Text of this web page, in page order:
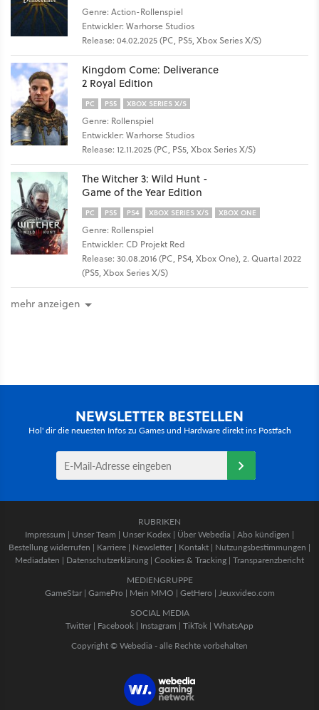
Genre: Action-Rollenspiel
Entwickler: Warhorse Studios
Release: 04.02.2025 (PC, PS5, Xbox Series X/S)
Kingdom Come: Deliverance
2 Royal Edition
PC PS5 XBOX SERIES X/S
Genre: Rollenspiel
Entwickler: Warhorse Studios
Release: 12.11.2025 (PC, PS5, Xbox Series X/S)
The Witcher 3: Wild Hunt -
Game of the Year Edition
PC PS5 PS4 XBOX SERIES X/S XBOX ONE
Genre: Rollenspiel
Entwickler: CD Projekt Red
Release: 30.08.2016 (PC, PS4, Xbox One), 2. Quartal 2022
(PS5, Xbox Series X/S)
mehr anzeigen
NEWSLETTER BESTELLEN
Hol' dir die neuesten Infos zu Games und Hardware direkt ins Postfach
RUBRIKEN
Impressum | Unser Team | Unser Kodex | Über Webedia | Abo kündigen |
Bestellung widerrufen | Karriere | Newsletter | Kontakt | Nutzungsbestimmungen |
Mediadaten | Datenschutzerklärung | Cookies & Tracking | Transparenzbericht
MEDIENGRUPPE
GameStar| GamePro | Mein MMO | GetHero | Jeuxvideo.com
SOCIAL MEDIA
Twitter | Facebook | Instagram | TikTok | WhatsApp
Copyright © Webedia - alle Rechte vorbehalten